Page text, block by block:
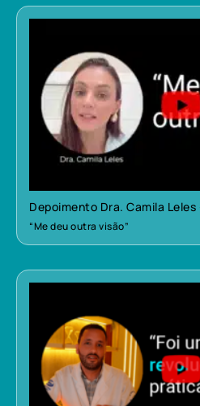
Depoimento Dra. Camila
“Me deu outra visão”